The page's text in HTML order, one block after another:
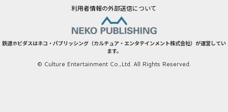
利用者情報の外部送信について
鉄道ホビダスはネコ・パブリッシング（カルチュア・エンタテインメント株式会社）が運営してい
ます。
© Culture Entertainment Co.,Ltd. All Rights Reserved.